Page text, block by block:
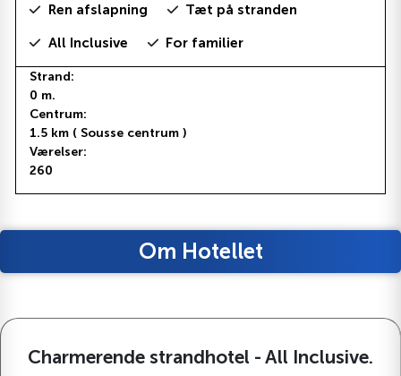
Ren afslapning Tæt på stranden
All Inclusive For familier
Strand:
0 m.
Centrum:
1.5 km ( Sousse centrum )
Værelser:
260
Om Hotellet
Charmerende strandhotel - All Inclusive.